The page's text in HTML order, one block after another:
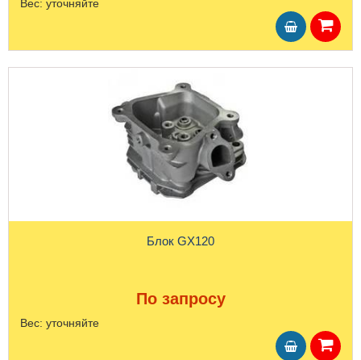
Вес: уточняйте
Блок GX120
По запросу
Вес: уточняйте